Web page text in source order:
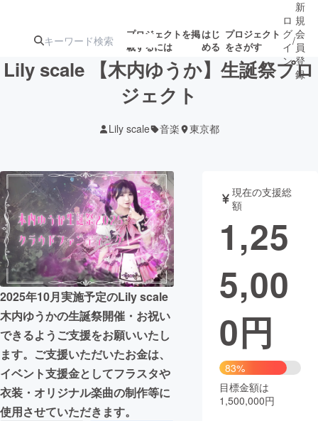
プロジェクトを掲
載するには
はじ
める
プロジェクト
をさがす
注目の新着プロ
ジェクト
募集終了が近いプ
ロジェクト
アート・写真 音楽
テクノロジー・ガジェット ゲーム・サ
映像・映画
ビジネス・起業
まちづくり・地域活性化
CAMPFIRE for Social Good
CAMPFIRE Creation
CAMPFIREふるさと納税
コミュニティ
ロ
グ
イ
ン
/
新
規
会
員
登
録
Lily scale 【木内ゆうか】生誕祭プロ
ジェクト
Lily scale 音楽 東京都
2025年10月実施予定のLily scale
木内ゆうかの生誕祭開催・お祝い
できるようご支援をお願いいたし
ます。ご支援いただいたお金は、
イベント支援金としてフラスタや
衣装・オリジナル楽曲の制作等に
使用させていただきます。
現在の支援総
額
1,25
5,00
0円
83%
目標金額は
1,500,000円